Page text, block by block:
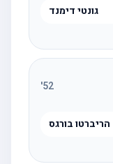
גונטי דימנד
52
'
הריברטו בורגס